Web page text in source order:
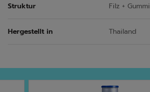
Struktur Filz + Gummi
Hergestellt in Thailand